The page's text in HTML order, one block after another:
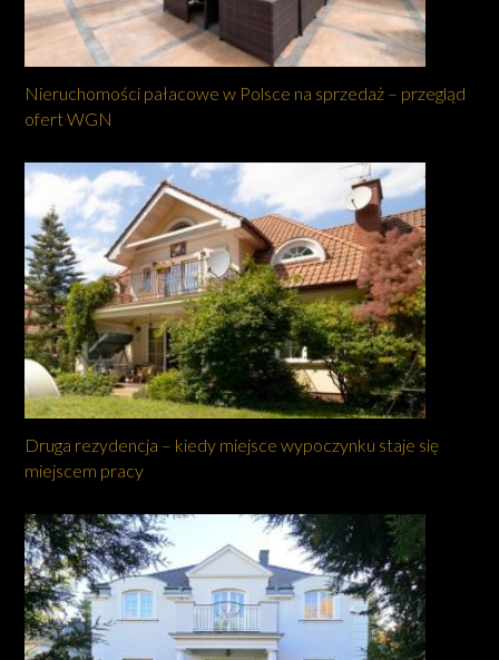
Nieruchomości pałacowe w Polsce na sprzedaż – przegląd
ofert WGN
Druga rezydencja – kiedy miejsce wypoczynku staje się
miejscem pracy